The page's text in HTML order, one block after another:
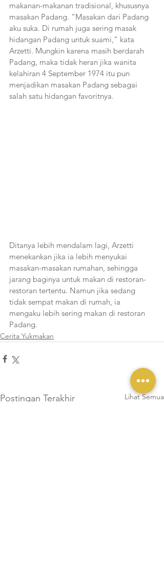
makanan-makanan tradisional, khususnya
masakan Padang. “Masakan dari Padang
aku suka. Di rumah juga sering masak
hidangan Padang untuk suami,” kata
Arzetti. Mungkin karena masih berdarah
Padang, maka tidak heran jika wanita
kelahiran 4 September 1974 itu pun
menjadikan masakan Padang sebagai
salah satu hidangan favoritnya.
Ditanya lebih mendalam lagi, Arzetti
menekankan jika ia lebih menyukai
masakan-masakan rumahan, sehingga
jarang baginya untuk makan di restoran-
restoran tertentu. Namun jika sedang
tidak sempat makan di rumah, ia
mengaku lebih sering makan di restoran
Padang.
Cerita Yukmakan
Postingan Terakhir Lihat Semua